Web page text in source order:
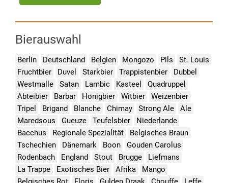
Bierauswahl
Berlin Deutschland Belgien Mongozo Pils
St. Louis
Fruchtbier
Duvel Starkbier Trappistenbier
Dubbel
Westmalle
Satan Lambic Kasteel
Quadruppel
Abteibier
Barbar Honigbier Witbier
Weizenbier
Tripel
Brigand Blanche Chimay Strong Ale
Ale
Maredsous
Gueuze Teufelsbier
Niederlande
Bacchus
Regionale Spezialität
Belgisches Braun
Tschechien
Dänemark Boon
Gouden Carolus
Rodenbach
England Stout Brugge
Liefmans
La Trappe
Exotisches Bier Afrika
Mango